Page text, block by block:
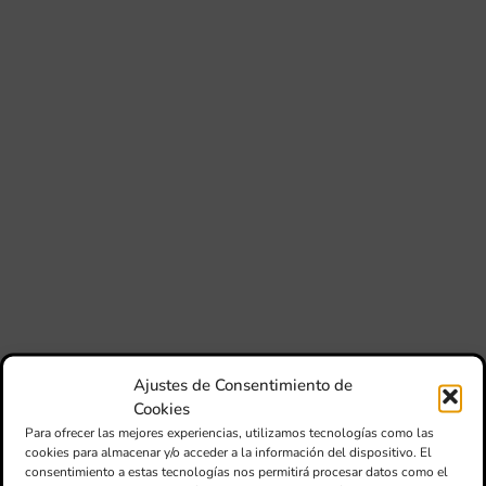
Ajustes de Consentimiento de
Cookies
Para ofrecer las mejores experiencias, utilizamos tecnologías como las
cookies para almacenar y/o acceder a la información del dispositivo. El
consentimiento a estas tecnologías nos permitirá procesar datos como el